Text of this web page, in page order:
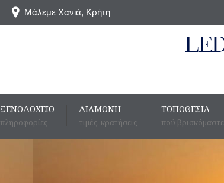
Μάλεμε Χανιά, Kρήτη
ΞΕΝΟΔΟΧΕΊΟ
πληροφορίες
ΔΙΑΜΟΝΉ
τιμές, κρατήσεις
ΤΟΠΟΘΕΣΊΑ
πού βρισκόμαστε